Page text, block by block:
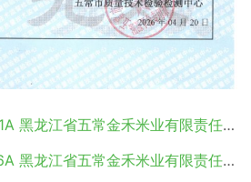
黑龙江省五常金禾米业有限责任公司
黑龙江省五常金禾米业有限责任公司